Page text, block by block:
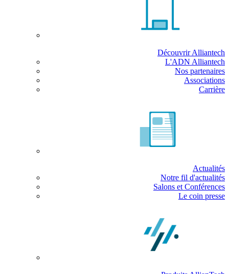
Découvrir Alliantech
L'ADN Alliantech
Nos partenaires
Associations
Carrière
Actualités
Notre fil d'actualités
Salons et Conférences
Le coin presse